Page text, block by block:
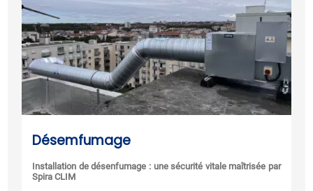
Désemfumage
Installation de désenfumage : une sécurité vitale maîtrisée par
Spira CLIM